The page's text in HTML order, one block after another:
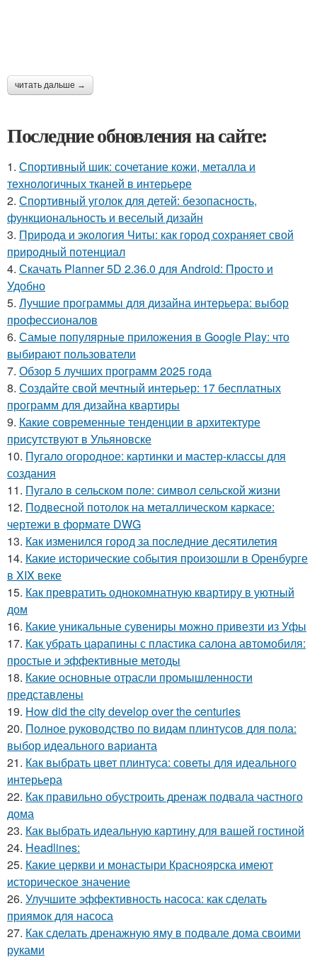
читать дальше →
Последние обновления на сайте:
1. Спортивный шик: сочетание кожи, металла и
технологичных тканей в интерьере
2. Спортивный уголок для детей: безопасность,
функциональность и веселый дизайн
3. Природа и экология Читы: как город сохраняет свой
природный потенциал
4. Скачать Planner 5D 2.36.0 для Android: Просто и
Удобно
5. Лучшие программы для дизайна интерьера: выбор
профессионалов
6. Самые популярные приложения в Google Play: что
выбирают пользователи
7. Обзор 5 лучших программ 2025 года
8. Создайте свой мечтный интерьер: 17 бесплатных
программ для дизайна квартиры
9. Какие современные тенденции в архитектуре
присутствуют в Ульяновске
10. Пугало огородное: картинки и мастер-классы для
создания
11. Пугало в сельском поле: символ сельской жизни
12. Подвесной потолок на металлическом каркасе:
чертежи в формате DWG
13. Как изменился город за последние десятилетия
14. Какие исторические события произошли в Оренбурге
в XIX веке
15. Как превратить однокомнатную квартиру в уютный
дом
16. Какие уникальные сувениры можно привезти из Уфы
17. Как убрать царапины с пластика салона автомобиля:
простые и эффективные методы
18. Какие основные отрасли промышленности
представлены
19. How did the city develop over the centuries
20. Полное руководство по видам плинтусов для пола:
выбор идеального варианта
21. Как выбрать цвет плинтуса: советы для идеального
интерьера
22. Как правильно обустроить дренаж подвала частного
дома
23. Как выбрать идеальную картину для вашей гостиной
24. Headlines:
25. Какие церкви и монастыри Красноярска имеют
историческое значение
26. Улучшите эффективность насоса: как сделать
приямок для насоса
27. Как сделать дренажную яму в подвале дома своими
руками